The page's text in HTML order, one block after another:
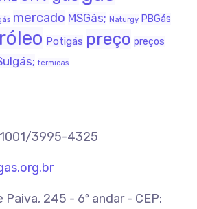
mercado MSGás; Naturgy PBGás
Potigás preço preços
térmicas
3995-4325
245 - 6º andar - CEP: